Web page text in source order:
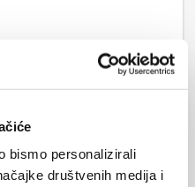
bismo personalizirali
društvenih medija i
owner and stored on